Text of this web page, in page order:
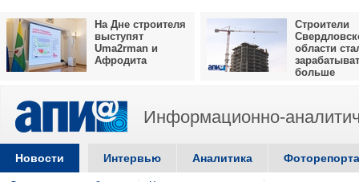
На Дне строителя
выступят
Uma2rman и
Афродита
Строители
области
больше
Информационно-
Новости Интервью Аналитика